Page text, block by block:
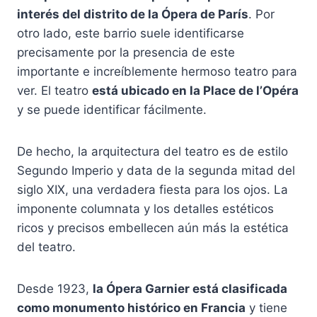
interés del distrito de la Ópera de París. Por
otro lado, este barrio suele identificarse
precisamente por la presencia de este
importante e increíblemente hermoso teatro para
ver. El teatro está ubicado en la Place de l’Opéra
y se puede identificar fácilmente.
De hecho, la arquitectura del teatro es de estilo
Segundo Imperio y data de la segunda mitad del
siglo XIX, una verdadera fiesta para los ojos. La
imponente columnata y los detalles estéticos
ricos y precisos embellecen aún más la estética
del teatro.
Desde 1923, la Ópera Garnier está clasificada
como monumento histórico en Francia y tiene